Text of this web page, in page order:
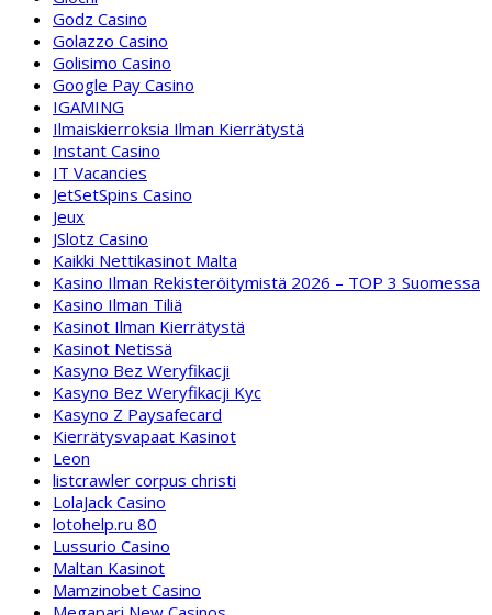
Godz Casino
Golazzo Casino
Golisimo Casino
Google Pay Casino
IGAMING
Ilmaiskierroksia Ilman Kierrätystä
Instant Casino
IT Vacancies
JetSetSpins Casino
Jeux
JSlotz Casino
Kaikki Nettikasinot Malta
Kasino Ilman Rekisteröitymistä 2026 – TOP 3 Suomessa
Kasino Ilman Tiliä
Kasinot Ilman Kierrätystä
Kasinot Netissä
Kasyno Bez Weryfikacji
Kasyno Bez Weryfikacji Kyc
Kasyno Z Paysafecard
Kierrätysvapaat Kasinot
Leon
listcrawler corpus christi
LolaJack Casino
lotohelp.ru 80
Lussurio Casino
Maltan Kasinot
Mamzinobet Casino